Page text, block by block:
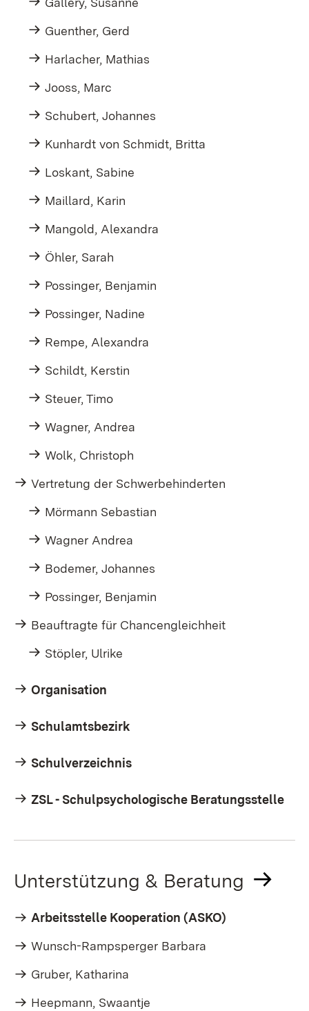
Guenther, Gerd
Harlacher, Mathias
Jooss, Marc
Schubert, Johannes
Kunhardt von Schmidt, Britta
Loskant, Sabine
Maillard, Karin
Mangold, Alexandra
Öhler, Sarah
Possinger, Benjamin
Possinger, Nadine
Rempe, Alexandra
Schildt, Kerstin
Steuer, Timo
Wagner, Andrea
Wolk, Christoph
Vertretung der Schwerbehinderten
Mörmann Sebastian
Wagner Andrea
Bodemer, Johannes
Possinger, Benjamin
Beauftragte für Chancengleichheit
Stöpler, Ulrike
Organisation
Schulamtsbezirk
Schulverzeichnis
ZSL - Schulpsychologische Beratungsstelle
Unterstützung & Beratung
Arbeitsstelle Kooperation (ASKO)
Wunsch-Rampsperger Barbara
Gruber, Katharina
Heepmann, Swaantje